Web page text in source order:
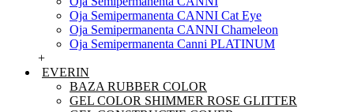
Oja Semipermanenta CANNI Cat Eye
Oja Semipermanenta CANNI Chameleon
Oja Semipermanenta Canni PLATINUM
+
EVERIN
BAZA RUBBER COLOR
GEL COLOR SHIMMER ROSE GLITTER